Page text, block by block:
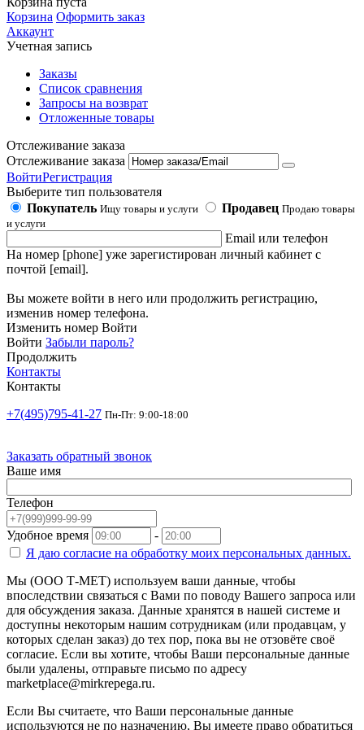
Корзина Оформить заказ
Аккаунт
Учетная запись
Заказы
Список сравнения
Запросы на возврат
Отложенные товары
Отслеживание заказа
Отслеживание заказа
ВойтиРегистрация
Выберите тип пользователя
Покупатель Ищу товары и услуги Продавец Продаю товары
и услуги
Email или телефон
На номер [phone] уже зарегистирован личный кабинет с
почтой [email].
Вы можете войти в него или продолжить регистрацию,
изменив номер телефона.
Изменить номер Войти
Войти Забыли пароль?
Продолжить
Контакты
Контакты
+7(495)795-41-27 Пн-Пт: 9:00-18:00
Заказать обратный звонок
Ваше имя
Телефон
Удобное время
-
Я даю согласие на обработку моих персональных данных.
Мы (ООО Т-МЕТ) используем ваши данные, чтобы
впоследствии связаться с Вами по поводу Вашего запроса или
для обсуждения заказа. Данные хранятся в нашей системе и
доступны некоторым нашим сотрудникам (или продавцам, у
которых сделан заказ) до тех пор, пока вы не отзовёте своё
согласие. Если вы хотите, чтобы Ваши персональные данные
были удалены, отправьте письмо по адресу
marketplace@mirkrepega.ru.
Если Вы считаете, что Ваши персональные данные
используются не по назначению, Вы имеете право обратиться